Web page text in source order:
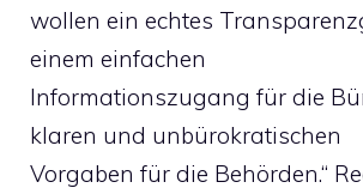
wollen ein echtes
einem einfachen
Informationszugang für die
klaren und unbürokratischen
Vorgaben für die Behörden.“